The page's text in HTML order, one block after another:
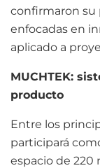
confirmaron su
enfocadas en
aplicado a
MUCHTEK:
producto
Entre los
participará
espacio de 220